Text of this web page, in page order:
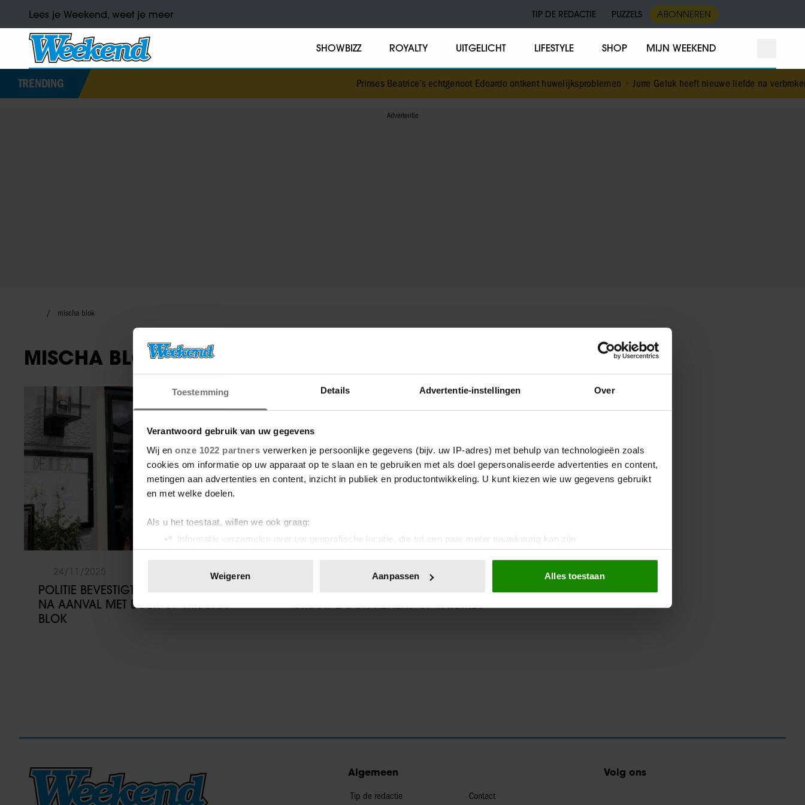
Toestemming Details Advertentie-instellingen Over
Verantwoord gebruik van uw gegevens
Wij en onze 1022 partners verwerken je persoonlijke gegevens (bijv. uw IP-adres) met behulp van technologieën zoals
cookies om informatie op uw apparaat op te slaan en te gebruiken met als doel gepersonaliseerde advertenties en content,
metingen aan advertenties en content, inzicht in publiek en productontwikkeling. U kunt kiezen wie uw gegevens gebruikt
en met welke doelen.
Als u het toestaat, willen we ook graag:
Informatie verzamelen over uw geografische locatie, die tot een paar meter nauwkeurig kan zijn
Uw apparaat identificeren door het actief te scannen op specifieke eigenschappen (fingerprinting)
toestemming op elk moment wijzigen of intrekken in de Cookieverklaring.
Weigeren Aanpassen Alles toestaan
Lees je Weekend, weet je meer TIP DE REDACTIE PUZZELS ABONNEREN
SHOWBIZZ ROYALTY UITGELICHT LIFESTYLE SHOP MIJN WEEKEND
TRENDING Prinses Beatrice’s echtgenoot Edoardo ontkent huwelijksproblemen•Jurre Geluk heeft nieuwe liefde na verbroken
mischa blok
MISCHA BLOK
POLITIE BEVESTIGT TWEEDE AANGIFTE
NA AANVAL MET BOEK OP MISCHA
BLOK
Nieuws
STRAAT DOOR TIENERS OP FATBIKES
Algemeen
Tip de redactie Contact
Volg ons